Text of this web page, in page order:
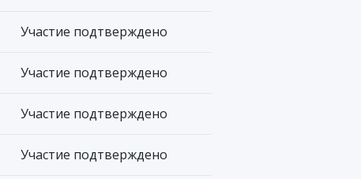
Участие подтверждено
Участие подтверждено
Участие подтверждено
Участие подтверждено